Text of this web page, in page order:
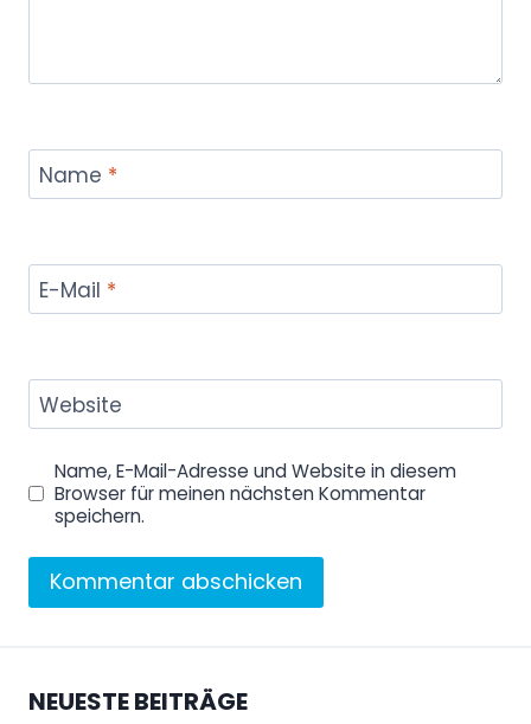
Name *
E-Mail *
Website
Name, E-Mail-Adresse und Website in diesem
Browser für meinen nächsten Kommentar
speichern.
NEUESTE BEITRÄGE